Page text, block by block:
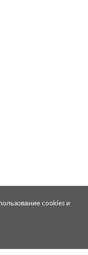
cookies и